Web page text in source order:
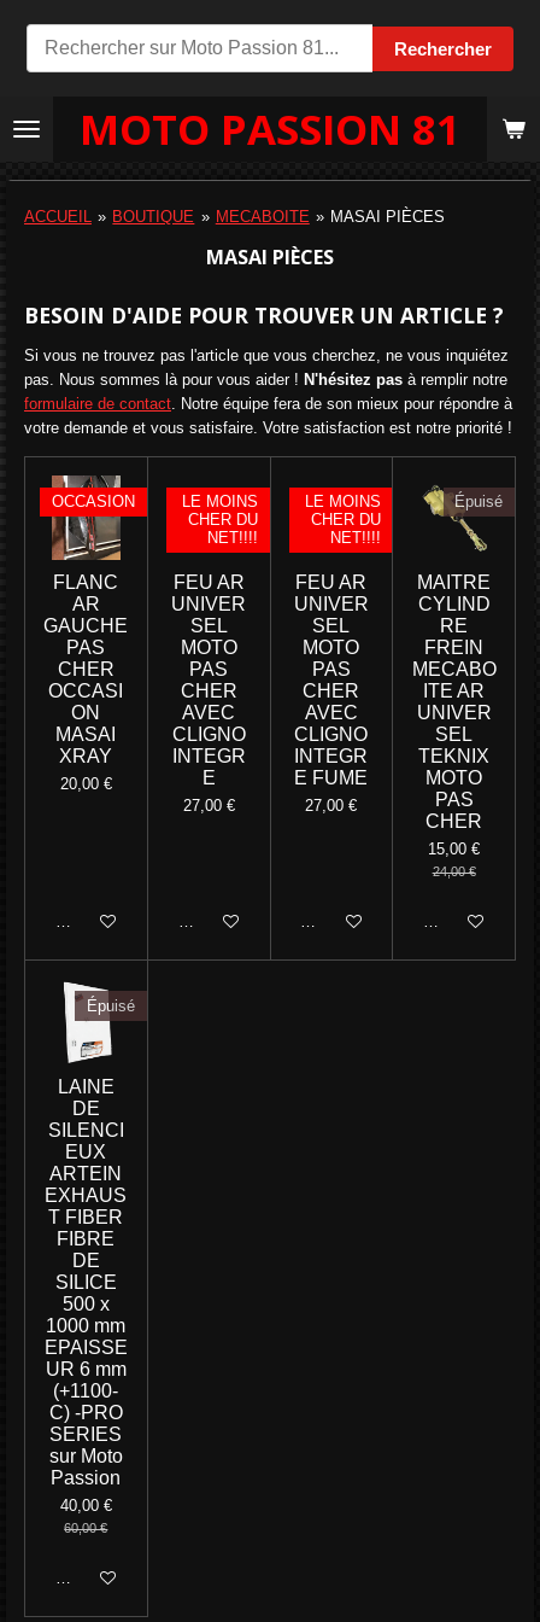
Rechercher
Passer
au
principal
MOTO PASSION 81
ACCUEIL » BOUTIQUE » MECABOITE » MASAI PIÈCES
MASAI PIÈCES
BESOIN D'AIDE POUR TROUVER UN ARTICLE ?
Si vous ne trouvez pas l'article que vous cherchez, ne vous inquiétez
pas. Nous sommes là pour vous aider ! N'hésitez pas à remplir notre
formulaire de contact . Notre équipe fera de son mieux pour répondre à
votre demande et vous satisfaire. Votre satisfaction est notre priorité !
OCCASION
FLANC
AR
GAUCHE
PAS
CHER
OCCASI
ON
MASAI
XRAY
20,00 €
Ajouter au panier
LE MOINS
CHER DU
NET!!!!
FEU AR
UNIVER
SEL
MOTO
PAS
CHER
AVEC
CLIGNO
INTEGR
E
27,00 €
Ajouter au panier
LE MOINS
CHER DU
NET!!!!
FEU AR
UNIVER
SEL
MOTO
PAS
CHER
AVEC
CLIGNO
INTEGR
E FUME
27,00 €
Ajouter au panier
Épuisé
MAITRE
CYLIND
RE
FREIN
MECABO
ITE AR
UNIVER
SEL
TEKNIX
MOTO
PAS
CHER
15,00 €
24,00 €
M'avertir si
Épuisé
LAINE
DE
SILENCI
EUX
ARTEIN
EXHAUS
T FIBER
FIBRE
DE
SILICE
500 x
1000 mm
EPAISSE
UR 6 mm
(+1100-
C) -PRO
SERIES
sur Moto
Passion
40,00 €
60,00 €
M'avertir si disponible